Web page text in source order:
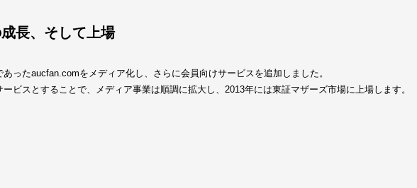
長、そして上場
ったaucfan.comをメディア化し、さらに会員向けサービスを追加しました。
ビスとすることで、メディア事業は順調に拡大し、2013年には東証マザーズ市場に上場します。